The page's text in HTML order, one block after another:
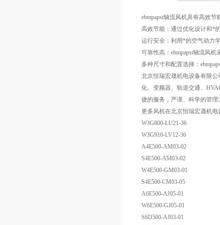
ebmpapst轴流风机具有高效
高效节能：通过优化设计和*
运行安全：利用*的空气动力
可靠性高：ebmpapst轴流风
多种尺寸和配置选择：
北京恒瑞宏晟机电设备有限
化、变频器、轨道交通、
捷的服务，严谨、科学的管
更多风机在北京恒瑞宏晟机
W3G800-LU21-36
W3G910-LV12-36
A4E500-AM03-02
S4E500-AM03-02
W4E500-GM03-01
S4E500-CM03-05
A6E500-AJ05-01
W6E500-GJ05-01
S6D500-AJ03-01